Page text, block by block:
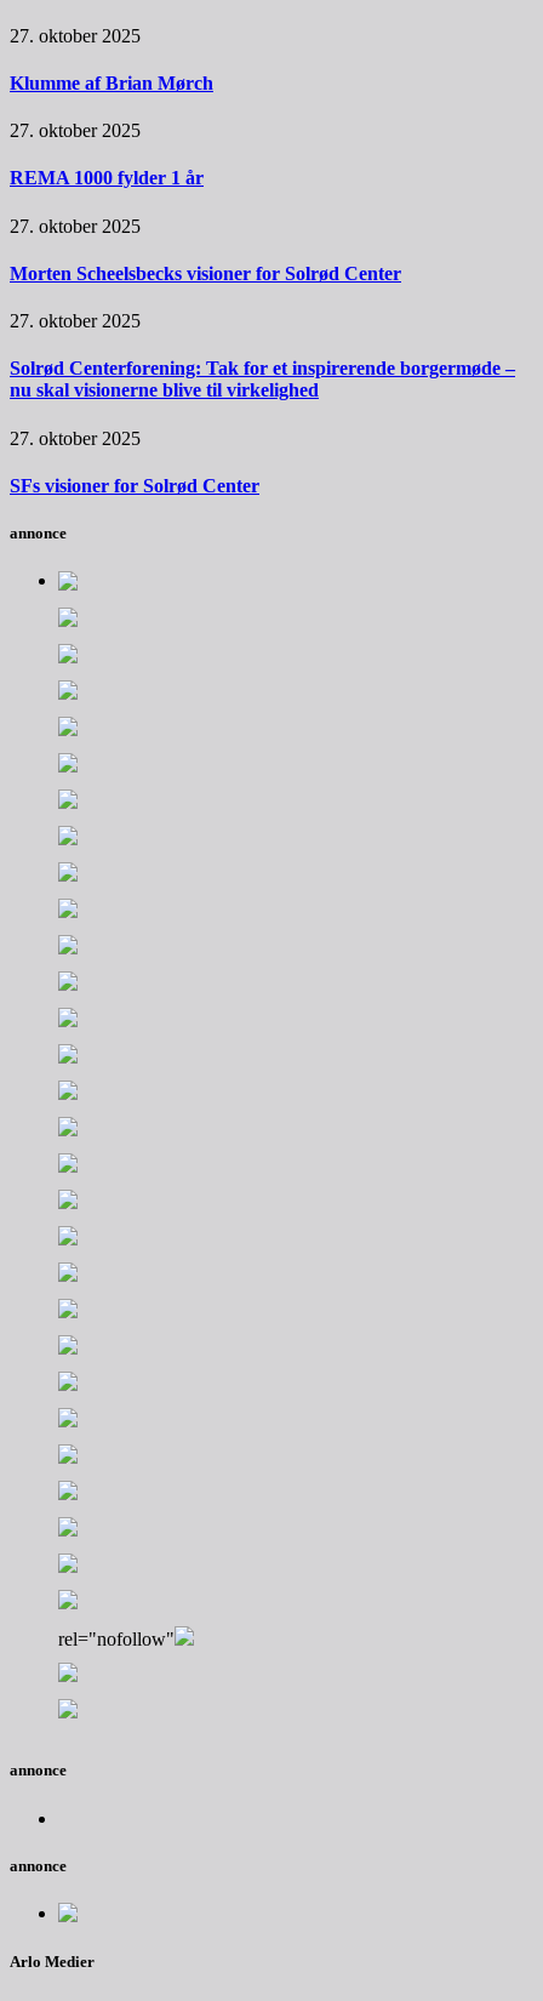
27. oktober 2025
Klumme af Brian Mørch
27. oktober 2025
REMA 1000 fylder 1 år
27. oktober 2025
Morten Scheelsbecks visioner for Solrød Center
27. oktober 2025
Solrød Centerforening: Tak for et inspirerende borgermøde –
nu skal visionerne blive til virkelighed
27. oktober 2025
SFs visioner for Solrød Center
annonce
rel="nofollow"
annonce
annonce
Arlo Medier